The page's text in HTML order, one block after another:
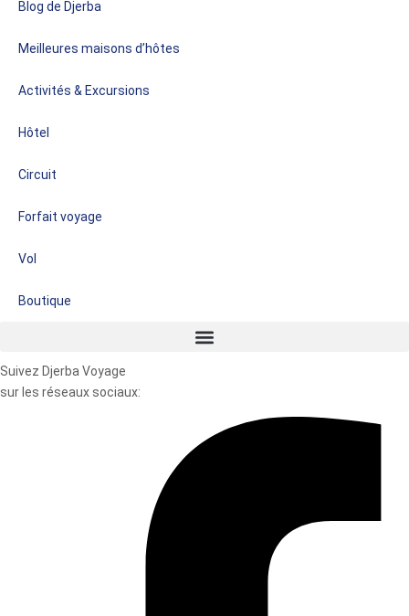
Blog de Djerba
Meilleures maisons d’hôtes
Activités & Excursions
Hôtel
Circuit
Forfait voyage
Vol
Boutique
Suivez Djerba Voyage
sur les réseaux sociaux: